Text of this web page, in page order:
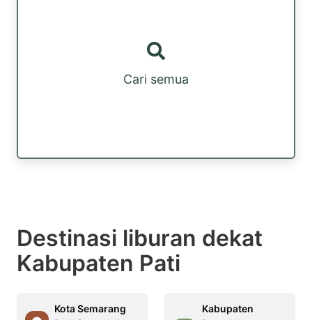
Cari semua
Destinasi liburan dekat
Kabupaten Pati
Kota Semarang
Kabupaten